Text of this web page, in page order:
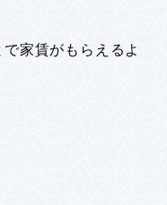
家賃がもらえるよ